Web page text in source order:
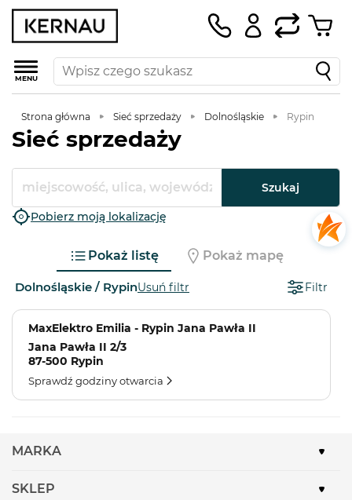
MENU
Strona główna Sieć sprzedaży Dolnośląskie Rypin
Sieć sprzedaży
Szukaj
Pobierz moją lokalizację
Pokaż listę Pokaż mapę
Dolnośląskie / RypinUsuń filtr Filtr
MaxElektro Emilia - Rypin Jana Pawła II
Jana Pawła II 2/3
87-500 Rypin
Sprawdź godziny otwarcia
MARKA
SKLEP